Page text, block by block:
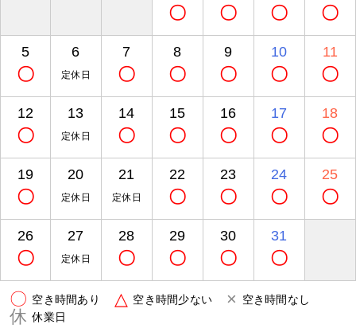
〇 〇 〇 〇
5
〇
6
定休日
7
〇
8
〇
9
〇
10
〇
11
〇
12
〇
13
定休日
14
〇
15
〇
16
〇
17
〇
18
〇
19
〇
20
定休日
21
定休日
22
〇
23
〇
24
〇
25
〇
26
〇
27
定休日
28
〇
29
〇
30
〇
31
〇
〇 空き時間あり △ 空き時間少ない × 空き時間なし
休 休業日